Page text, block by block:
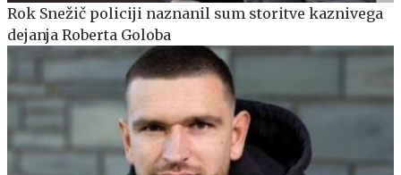
Rok Snežič policiji naznanil sum storitve kaznivega
dejanja Roberta Goloba